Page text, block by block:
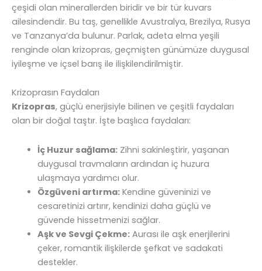
çeşidi olan minerallerden biridir ve bir tür kuvars
ailesindendir. Bu taş, genellikle Avustralya, Brezilya, Rusya
ve Tanzanya’da bulunur. Parlak, adeta elma yeşili
renginde olan krizopras, geçmişten günümüze duygusal
iyileşme ve içsel barış ile ilişkilendirilmiştir.
Krizoprasın Faydaları
Krizopras, güçlü enerjisiyle bilinen ve çeşitli faydaları
olan bir doğal taştır. İşte başlıca faydaları:
İç Huzur sağlama:Zihni sakinleştirir, yaşanan
duygusal travmaların ardından iç huzura
ulaşmaya yardımcı olur.
Özgüveni artırma:Kendine güveninizi ve
cesaretinizi artırır, kendinizi daha güçlü ve
güvende hissetmenizi sağlar.
Aşk ve Sevgi Çekme:Aurası ile aşk enerjilerini
çeker, romantik ilişkilerde şefkat ve sadakati
destekler.